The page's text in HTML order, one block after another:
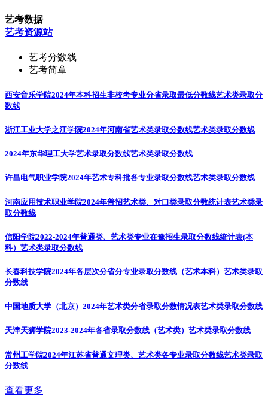
艺考数据
艺考资源站
艺考分数线
艺考简章
西安音乐学院2024年本科招生非校考专业分省录取最低分数线艺术类录取分
数线
浙江工业大学之江学院2024年河南省艺术类录取分数线艺术类录取分数线
2024年东华理工大学艺术录取分数线艺术类录取分数线
许昌电气职业学院2024年艺术专科批各专业录取分数线艺术类录取分数线
河南应用技术职业学院2024年普招艺术类、对口类录取分数统计表艺术类录
取分数线
信阳学院2022-2024年普通类、艺术类专业在豫招生录取分数线统计表(本
科） 艺术类录取分数线
长春科技学院2024年各层次分省分专业录取分数线（艺术本科） 艺术类录取
分数线
中国地质大学（北京）2024年艺术类分省录取分数情况表艺术类录取分数线
天津天狮学院2023-2024年各省录取分数线（艺术类） 艺术类录取分数线
常州工学院2024年江苏省普通文理类、艺术类各专业录取分数线艺术类录取
分数线
查看更多